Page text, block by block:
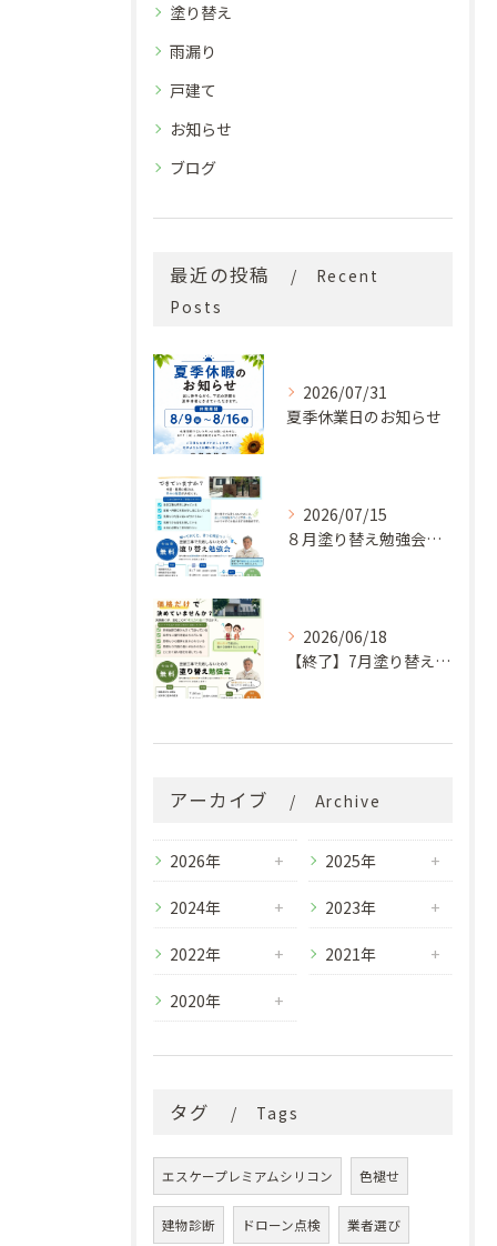
塗り替え
雨漏り
戸建て
お知らせ
ブログ
最近の投稿
Recent
Posts
2026/07/31
夏季休業日のお知らせ
2026/07/15
８月塗り替え勉強会開催のお知らせ
2026/06/18
【終了】7月塗り替え勉強会のお知らせ
アーカイブ Archive
2026年 2025年
2024年 2023年
2022年 2021年
2020年
タグ Tags
エスケープレミアムシリコン 色褪せ
建物診断 ドローン点検 業者選び